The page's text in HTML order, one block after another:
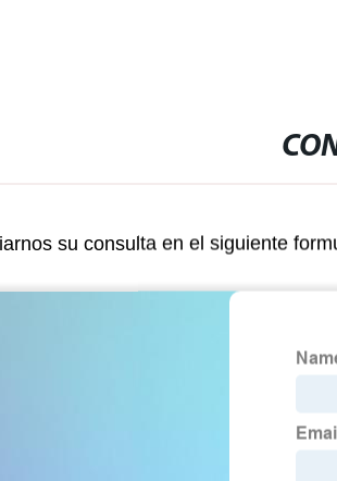
su consulta en el siguiente